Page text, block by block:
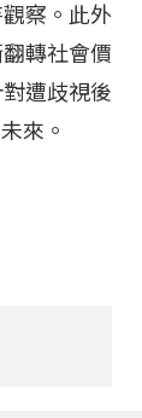
察。此外
轉社會價
遭歧視後
來。